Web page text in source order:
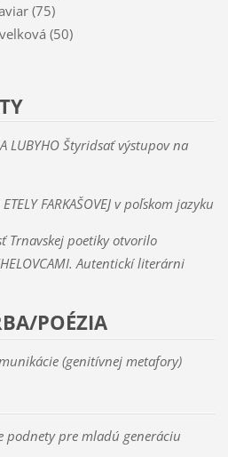
(75)
(50)
LUBYHO Štyridsať výstupov na
FARKAŠOVEJ v poľskom jazyku
Trnavskej poetiky otvorilo
Autentickí literárni
POÉZIA
(genitívnej metafory)
podnety pre mladú generáciu